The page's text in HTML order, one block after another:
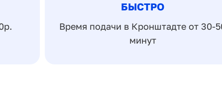
БЫСТРО
Время подачи в Кронштадте от 30-
минут